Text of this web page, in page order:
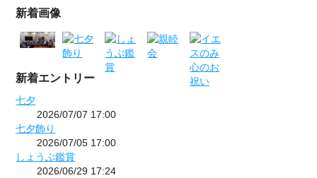
新着画像
新着エントリー
七夕
2026/07/07 17:00
七夕飾り
2026/07/05 17:00
しょうぶ鑑賞
2026/06/29 17:24